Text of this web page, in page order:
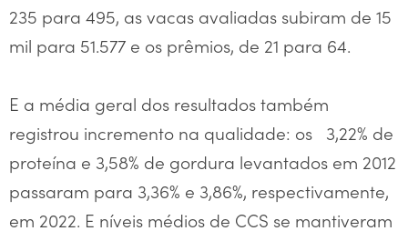
235 para 495, as vacas avaliadas subiram de 15
mil para 51.577 e os prêmios, de 21 para 64.
E a média geral dos resultados também
registrou incremento na qualidade: os 3,22% de
proteína e 3,58% de gordura levantados em 2012
passaram para 3,36% e 3,86%, respectivamente,
em 2022. E níveis médios de CCS se mantiveram